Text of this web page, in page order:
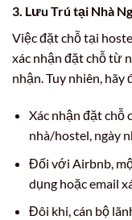
3. Lưu Trú tại Nhà
Việc đặt chỗ tại
xác nhận đặt chỗ từ
nhận. Tuy nhiên, hãy
Xác nhận đặt chỗ
nhà/hostel, ngày
Đối với Airbnb,
dụng hoặc email
Đôi khi, cán bộ